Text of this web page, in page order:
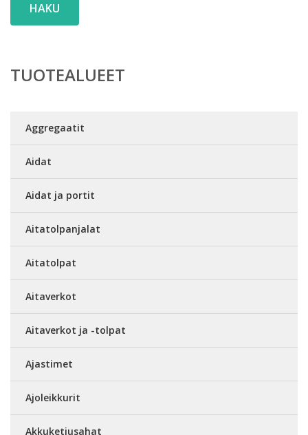
HAKU
TUOTEALUEET
Aggregaatit
Aidat
Aidat ja portit
Aitatolpanjalat
Aitatolpat
Aitaverkot
Aitaverkot ja -tolpat
Ajastimet
Ajoleikkurit
Akkuketjusahat